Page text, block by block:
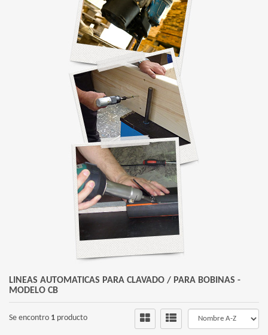
LINEAS AUTOMATICAS PARA CLAVADO / PARA BOBINAS -
MODELO CB
Se encontro 1 producto